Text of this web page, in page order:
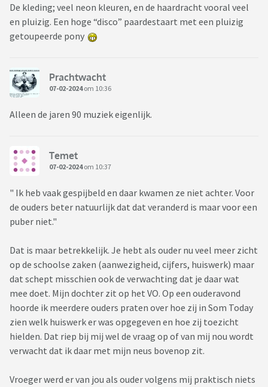
De kleding; veel neon kleuren, en de haardracht vooral veel
en pluizig. Een hoge “disco” paardestaart met een pluizig
getoupeerde pony
Prachtwacht
07-02-2024om 10:36
Alleen de jaren 90 muziek eigenlijk.
Temet
07-02-2024om 10:37
" Ik heb vaak gespijbeld en daar kwamen ze niet achter. Voor
de ouders beter natuurlijk dat dat veranderd is maar voor een
puber niet."
Dat is maar betrekkelijk. Je hebt als ouder nu veel meer zicht
op de schoolse zaken (aanwezigheid, cijfers, huiswerk) maar
dat schept misschien ook de verwachting dat je daar wat
mee doet. Mijn dochter zit op het VO. Op een ouderavond
hoorde ik meerdere ouders praten over hoe zij in Som Today
zien welk huiswerk er was opgegeven en hoe zij toezicht
hielden. Dat riep bij mij wel de vraag op of van mij nou wordt
verwacht dat ik daar met mijn neus bovenop zit.
Vroeger werd er van jou als ouder volgens mij praktisch niets